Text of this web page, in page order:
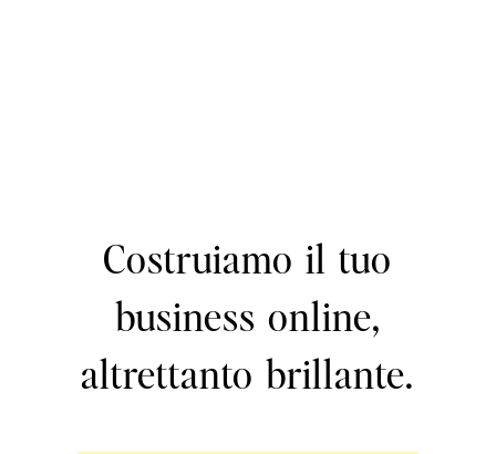
Costruiamo il tuo
business online,
altrettanto brillante.